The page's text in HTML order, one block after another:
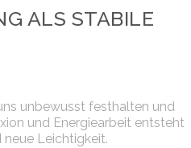
ALS STABILE
unbewusst festhalten und
und Energiearbeit entsteht
neue Leichtigkeit.